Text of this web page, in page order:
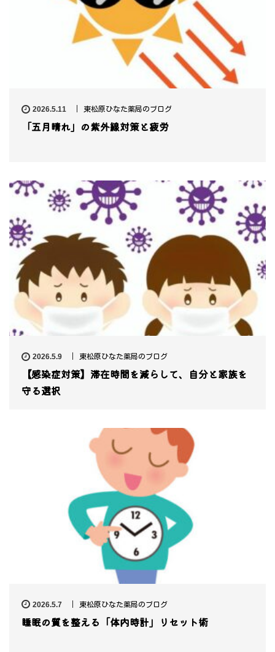
2026.5.11 東松原ひなた薬局のブログ
「五月晴れ」の紫外線対策と疲労
2026.5.9 東松原ひなた薬局のブログ
【感染症対策】滞在時間を減らして、自分と家族を
守る選択
2026.5.7 東松原ひなた薬局のブログ
睡眠の質を整える「体内時計」リセット術